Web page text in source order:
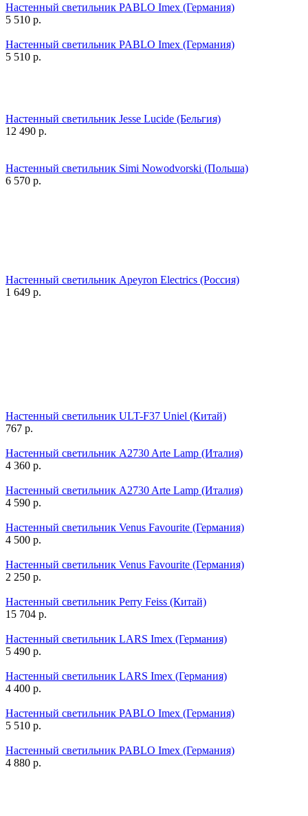
Настенный светильник PABLO Imex (Германия)
5 510 р.
Настенный светильник PABLO Imex (Германия)
5 510 р.
Настенный светильник Jesse Lucide (Бельгия)
12 490 р.
Настенный светильник Simi Nowodvorski (Польша)
6 570 р.
Настенный светильник Apeyron Electrics (Россия)
1 649 р.
Настенный светильник ULT-F37 Uniel (Китай)
767 р.
Настенный светильник A2730 Arte Lamp (Италия)
4 360 р.
Настенный светильник A2730 Arte Lamp (Италия)
4 590 р.
Настенный светильник Venus Favourite (Германия)
4 500 р.
Настенный светильник Venus Favourite (Германия)
2 250 р.
Настенный светильник Perry Feiss (Китай)
15 704 р.
Настенный светильник LARS Imex (Германия)
5 490 р.
Настенный светильник LARS Imex (Германия)
4 400 р.
Настенный светильник PABLO Imex (Германия)
5 510 р.
Настенный светильник PABLO Imex (Германия)
4 880 р.